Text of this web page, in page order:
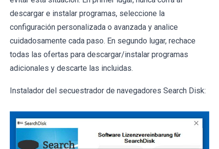
descargar e instalar programas, seleccione la
configuración personalizada o avanzada y analice
cuidadosamente cada paso. En segundo lugar, rechace
todas las ofertas para descargar/instalar programas
adicionales y descarte las incluidas.
Instalador del secuestrador de navegadores Search Disk: